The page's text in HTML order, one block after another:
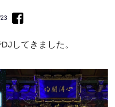
してきました。